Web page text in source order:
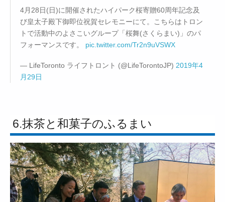
4月28日(日)に開催されたハイパーク桜寄贈60周年記念及
び皇太子殿下御即位祝賀セレモニーにて。こちらはトロン
トで活動中のよさこいグループ「桜舞(さくらまい)」のパ
フォーマンスです。 pic.twitter.com/Tr2n9uVSWX
— LifeToronto ライフトロント (@LifeTorontoJP) 2019年4
月29日
6.抹茶と和菓子のふるまい